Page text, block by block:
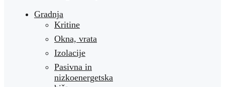
Gradnja
Kritine
Okna, vrata
Izolacije
Pasivna in
nizkoenergetska